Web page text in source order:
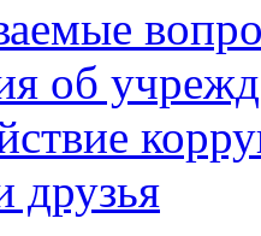
об
друзья